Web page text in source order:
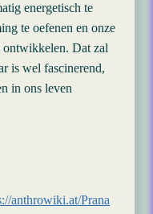
energetisch te
te oefenen en onze
ontwikkelen. Dat zal
is wel fascinerend,
in ons leven
anthrowiki.at/Prana